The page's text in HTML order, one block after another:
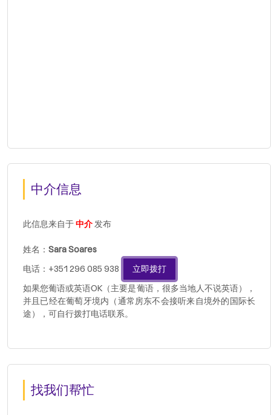
中介信息
此信息来自于中介发布
姓名： Sara Soares
电话：+351 296 085 938
立即拨打
如果您葡语或英语OK（主要是葡语，很多当地人不说英语），
并且已经在葡萄牙境内（通常房东不会接听来自境外的国际长
途），可自行拨打电话联系。
找我们帮忙